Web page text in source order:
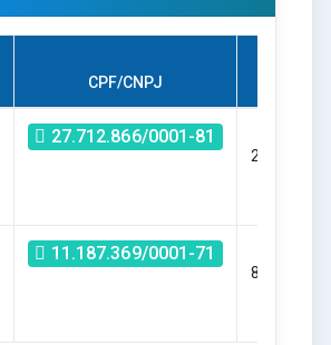
CPF/CNPJ
27.712.866/0001-81
28.400,00
11.187.369/0001-71
81.434,25